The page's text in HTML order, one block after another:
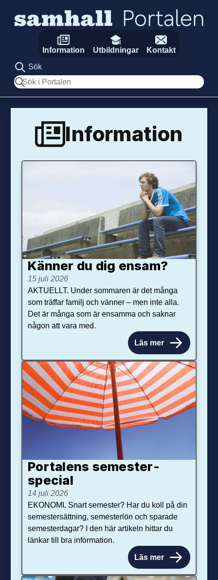
Information Utbildningar
Kontakt
Sök
Sök
Information
Känner du dig ensam?
15 juli 2026
AKTUELLT. Under sommaren är det många
som träffar familj och vänner – men inte alla.
Det är många som är ensamma och saknar
någon att vara med.
Läs mer
Portalens semester­
special
14 juli 2026
EKONOMI. Snart semester? Har du koll på din
semestersättning, semesterlön och sparade
semesterdagar? I den här artikeln hittar du
länkar till bra information.
Läs mer